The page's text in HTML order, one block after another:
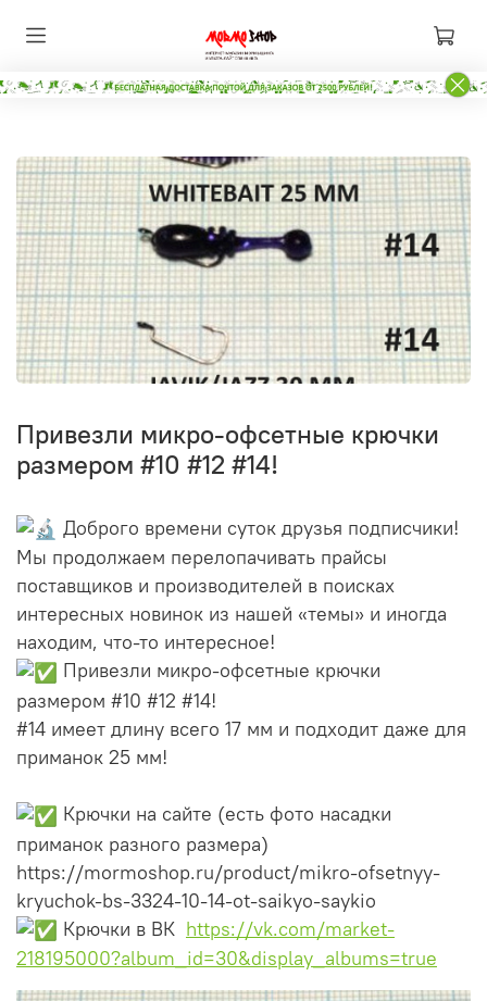
Привезли микро-офсетные крючки
размером #10 #12 #14!
Доброго времени суток друзья подписчики!
Мы продолжаем перелопачивать прайсы
поставщиков и производителей в поисках
интересных новинок из нашей «темы» и иногда
находим, что-то интересное!
Привезли микро-офсетные крючки
размером #10 #12 #14!
#14 имеет длину всего 17 мм и подходит даже для
приманок 25 мм!
Крючки на сайте (есть фото насадки
приманок разного размера)
https://mormoshop.ru/product/mikro-ofsetnyy-
kryuchok-bs-3324-10-14-ot-saikyo-saykio
Крючки в ВК https://vk.com/market-
218195000?album_id=30&display_albums=true